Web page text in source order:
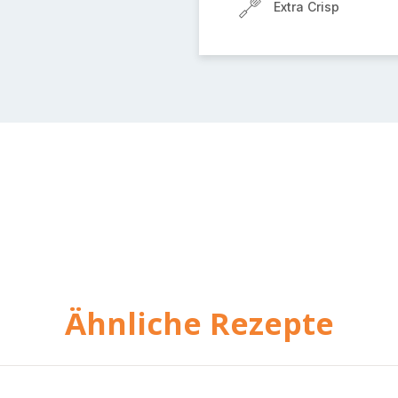
Extra Crisp
Ähnliche Rezepte